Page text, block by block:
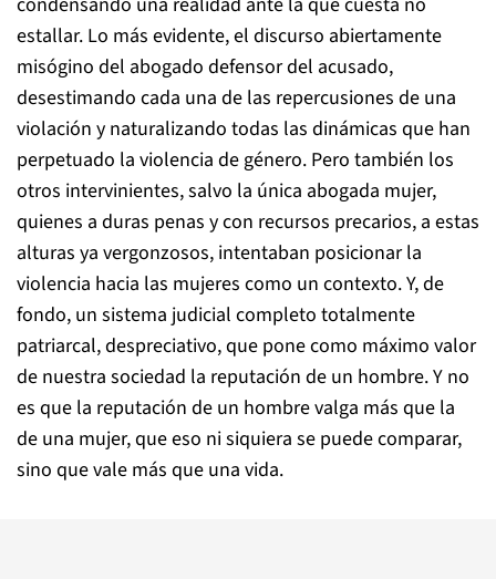
estallar. Lo más evidente, el discurso abiertamente
misógino del abogado defensor del acusado,
desestimando cada una de las repercusiones de una
violación y naturalizando todas las dinámicas que han
perpetuado la violencia de género. Pero también los
otros intervinientes, salvo la única abogada mujer,
quienes a duras penas y con recursos precarios, a estas
alturas ya vergonzosos, intentaban posicionar la
violencia hacia las mujeres como un contexto. Y, de
fondo, un sistema judicial completo totalmente
patriarcal, despreciativo, que pone como máximo valor
de nuestra sociedad la reputación de un hombre. Y no
es que la reputación de un hombre valga más que la
de una mujer, que eso ni siquiera se puede comparar,
sino que vale más que una vida.